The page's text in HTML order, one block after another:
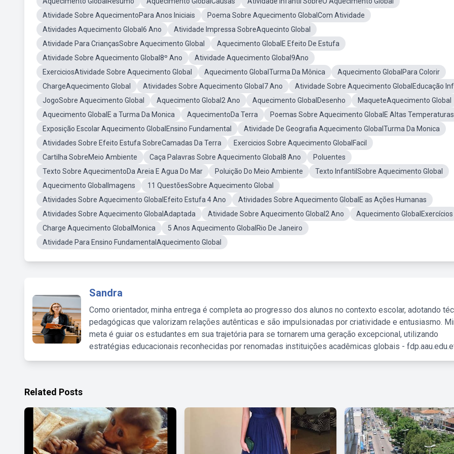
Atividade Sobre AquecimentoPara Anos Iniciais
Poema Sobre Aquecimento GlobalCom Atividade
Atividades Aquecimento Global6 Ano
Atividade Impressa SobreAquecinto Global
Atividade Para CriançasSobre Aquecimento Global
Aquecimento GlobalE Efeito De Estufa
Atividade Sobre Aquecimento Global8º Ano
Atividade Aquecimento Global9Ano
ExerciciosAtividade Sobre Aquecimento Global
Aquecimento GlobalTurma Da Mônica
Aquecimento GlobalPara Colorir
ChargeAquecimento Global
Atividades Sobre Aquecimento Global7 Ano
Atividade Sobre Aquecimento GlobalEducação
JogoSobre Aquecimento Global
Aquecimento Global2 Ano Aquecimento GlobalDesenho
MaqueteAquecimento Global
Aquecimento GlobalE a Turma Da Monica
AquecimentoDa Terra
Poemas Sobre Aquecimento GlobalE Altas Temperaturas
Exposição Escolar Aquecimento GlobalEnsino Fundamental
Atividade De Geografia Aquecimento GlobalTurma Da Monica
Atividades Sobre Efeito Estufa SobreCamadas Da Terra
Exercicios Sobre Aquecimento GlobalFacil
Cartilha SobreMeio Ambiente
Caça Palavras Sobre Aquecimento Global8 Ano
Poluentes
Texto Sobre AquecimentoDa Areia E Agua Do Mar
Poluição Do Meio Ambiente
Texto InfantilSobre Aquecimento Global
Aquecimento GlobalImagens
11 QuestõesSobre Aquecimento Global
Atividades Sobre Aquecimento GlobalEfeito Estufa 4 Ano
Atividades Sobre Aquecimento GlobalE as Ações Humanas
Atividades Sobre Aquecimento GlobalAdaptada
Atividade Sobre Aquecimento Global2 Ano
Aquecimento GlobalExercícios
Charge Aquecimento GlobalMonica
5 Anos Aquecimento GlobalRio De Janeiro
Atividade Para Ensino FundamentalAquecimento Global
Sandra
Como orientador, minha entrega é completa ao progresso dos alunos no contexto escolar, adotando
pedagógicas que valorizam relações autênticas e são impulsionadas por criatividade e entusiasmo.
meta é guiar os estudantes em sua trajetória para se tornarem uma geração excepcional, utilizando
estratégias educacionais reconhecidas por renomadas instituições acadêmicas globais -
Related Posts